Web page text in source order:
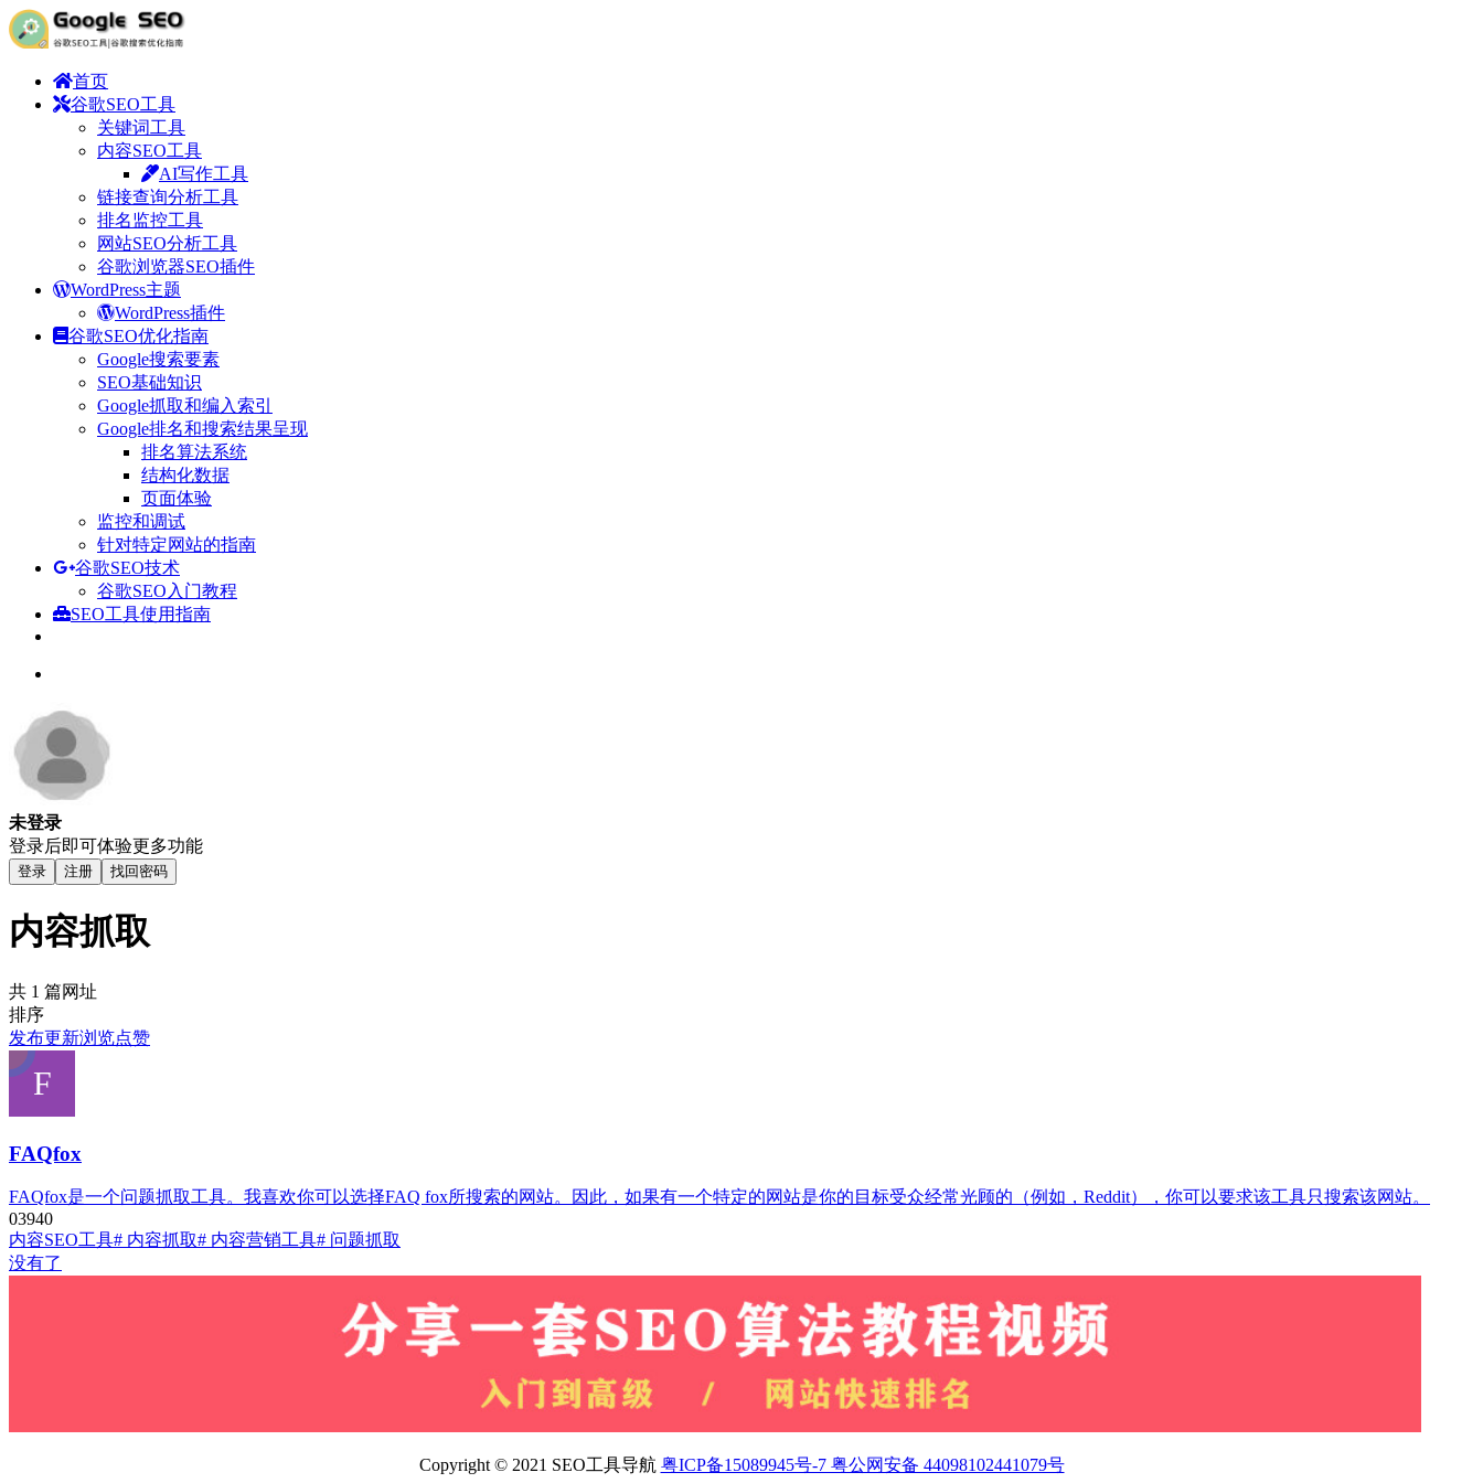
首页
谷歌SEO工具
关键词工具
内容SEO工具
AI写作工具
链接查询分析工具
排名监控工具
网站SEO分析工具
谷歌浏览器SEO插件
WordPress主题
WordPress插件
谷歌SEO优化指南
Google搜索要素
SEO基础知识
Google抓取和编入索引
Google排名和搜索结果呈现
排名算法系统
结构化数据
页面体验
监控和调试
针对特定网站的指南
谷歌SEO技术
谷歌SEO入门教程
SEO工具使用指南
未登录
登录后即可体验更多功能
登录 注册 找回密码
内容抓取
共 1 篇网址
排序
发布更新浏览点赞
FAQfox
FAQfox是一个问题抓取工具。我喜欢你可以选择FAQ fox所搜索的网站。因此，如果有一个特定的网站是你的目标受众经常光顾的（例如，Reddit），你可以要求该工具只搜索该网站。
03940
内容SEO工具# 内容抓取# 内容营销工具# 问题抓取
没有了
Copyright © 2021 SEO工具导航 粤ICP备15089945号-7 粤公网安备 44098102441079号